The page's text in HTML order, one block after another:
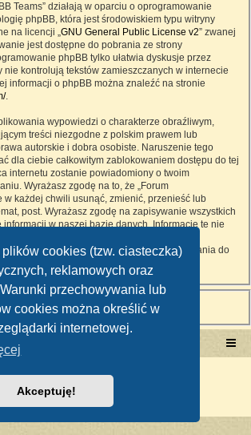
cookies (tzw. ciasteczka)
reklamowych oraz
przechowywania lub
cookies można określić w
internetowej.
Akceptuję!
Teams” działają w oparciu o oprogramowanie
phpBB, która jest środowiskiem typu witryny
na licencji „GNU General Public License v2” zwanej
jest dostępne do pobrania ze strony
phpBB tylko ułatwia dyskusje przez
nie kontrolują tekstów zamieszczanych w internecie
informacji o phpBB można znaleźć na stronie
.
wypowiedzi o charakterze obraźliwym,
treści niezgodne z polskim prawem lub
autorskie i dobra osobiste. Naruszenie tego
dla ciebie całkowitym zablokowaniem dostępu do tej
internetu zostanie powiadomiony o twoim
Wyrażasz zgodę na to, że „Forum
w każdej chwili usunąć, zmienić, przenieść lub
post. Wyrażasz zgodę na zapisywanie wszystkich
w naszej bazie danych. Informacje te nie
nie ponosi odpowiedzialności za włamania do
może dojść do kradzieży danych.
pakiet językowy dostarcza